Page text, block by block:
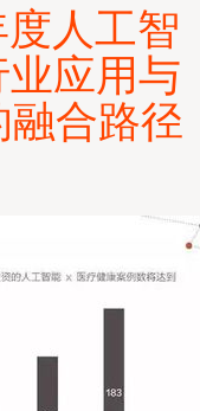
人工智
应用与
合路径